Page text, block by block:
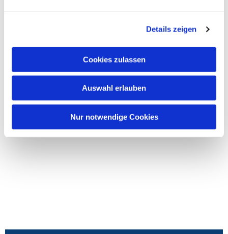
Details zeigen
Cookies zulassen
Auswahl erlauben
Nur notwendige Cookies